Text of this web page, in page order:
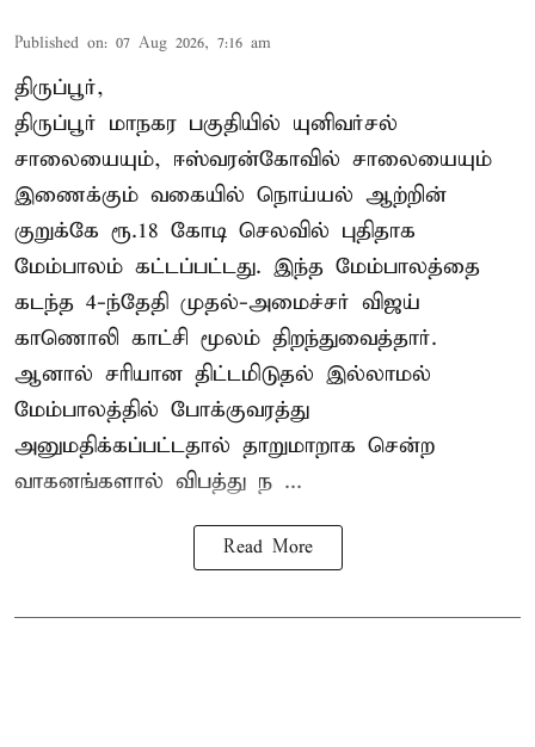
Published on: 07 Aug 2026, 7:16 am
திருப்பூர்,
திருப்பூர் மாநகர பகுதியில் யுனிவர்சல்
சாலையையும், ஈஸ்வரன்கோவில் சாலையையும்
இணைக்கும் வகையில் நொய்யல் ஆற்றின்
குறுக்கே ரூ.18 கோடி செலவில் புதிதாக
மேம்பாலம் கட்டப்பட்டது. இந்த மேம்பாலத்தை
கடந்த 4-ந்தேதி முதல்-அமைச்சர் விஜய்
காணொலி காட்சி மூலம் திறந்துவைத்தார்.
ஆனால் சரியான திட்டமிடுதல் இல்லாமல்
மேம்பாலத்தில் போக்குவரத்து
அனுமதிக்கப்பட்டதால் தாறுமாறாக சென்ற
வாகனங்களால் விபத்து ந ...
Read More